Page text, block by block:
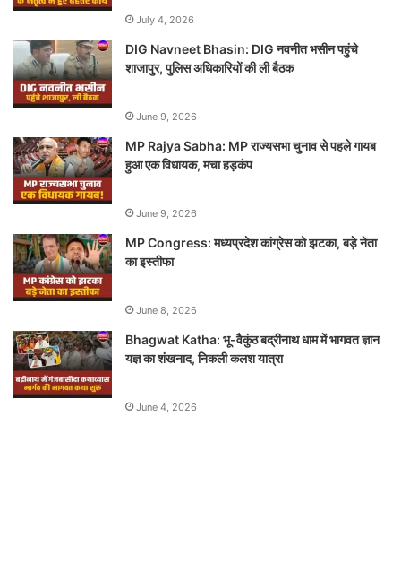
July 4, 2026
DIG Navneet Bhasin: DIG नवनीत भसीन पहुंचे
शाजापुर, पुलिस अधिकारियों की ली बैठक
June 9, 2026
MP Rajya Sabha: MP राज्यसभा चुनाव से पहले गायब
हुआ एक विधायक, मचा हड़कंप
June 9, 2026
MP Congress: मध्यप्रदेश कांग्रेस को झटका, बड़े नेता
का इस्तीफा
June 8, 2026
Bhagwat Katha: भू-वैकुंठ बद्रीनाथ धाम में भागवत ज्ञान
यज्ञ का शंखनाद, निकली कलश यात्रा
June 4, 2026